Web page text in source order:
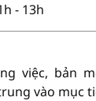
- 13h
việc, bản
vào mục